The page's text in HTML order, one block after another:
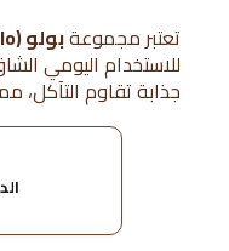
تعتبر مجموعةبولو (Polo)
للاستخدام اليومي
جذابة تقاوم التآكل،